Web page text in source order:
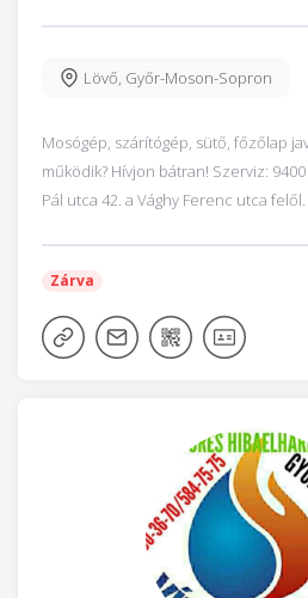
Lövő, Győr-Moson-Sopron
Mosógép, szárítógép, sütő, főzőlap
működik? Hívjon bátran! Szerviz:
Pál utca 42. a Vághy Ferenc utca
Zárva